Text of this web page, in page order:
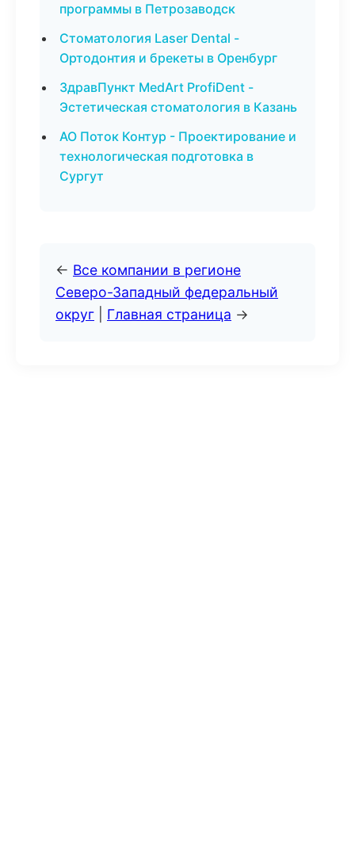
программы в Петрозаводск
Стоматология Laser Dental -
Ортодонтия и брекеты в Оренбург
ЗдравПункт MedArt ProfiDent -
Эстетическая стоматология в Казань
АО Поток Контур - Проектирование и
технологическая подготовка в
Сургут
← Все компании в регионе
Северо-Западный федеральный
округ
Главная страница →